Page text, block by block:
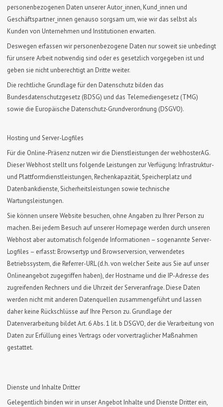
personenbezogenen Daten unserer Autor_innen, Kund_innen und
Geschäftspartner_innen genauso sorgsam um, wie wir das selbst als
Kunden von Unternehmen und Institutionen erwarten.
Deswegen erfassen wir personenbezogene Daten nur soweit sie unbedingt
für unsere Arbeit notwendig sind oder es gesetzlich vorgegeben ist und
geben sie nicht unberechtigt an Dritte weiter.
Die rechtliche Grundlage für den Datenschutz bilden das
Bundesdatenschutzgesetz (BDSG) und das Telemediengesetz (TMG)
sowie die Europäische Datenschutz-Grundverordnung (DSGVO).
Hosting und Server-Logfiles
Für die Online-Präsenz nutzen wir die Dienstleistungen der webhosterAG.
Dieser Webhost stellt uns folgende Leistungen zur Verfügung: Infrastruktur-
und Plattformdienstleistungen, Rechenkapazität, Speicherplatz und
Datenbankdienste, Sicherheitsleistungen sowie technische
Wartungsleistungen.
Sie können unsere Website besuchen, ohne Angaben zu Ihrer Person zu
machen. Bei jedem Besuch auf unserer Homepage werden durch unseren
Webhost aber automatisch folgende Informationen – sogenannte Server-
Logfiles – erfasst: Browsertyp und Browserversion, verwendetes
Betriebssystem, die Referrer-URL (d.h. von welcher Seite aus Sie auf unser
Onlineangebot zugegriffen haben), der Hostname und die IP-Adresse des
zugreifenden Rechners und die Uhrzeit der Serveranfrage. Diese Daten
werden nicht mit anderen Datenquellen zusammengeführt und lassen
daher keine Rückschlüsse auf Ihre Person zu. Grundlage der
Datenverarbeitung bildet Art. 6 Abs. 1 lit. b DSGVO, der die Verarbeitung von
Daten zur Erfüllung eines Vertrags oder vorvertraglicher Maßnahmen
gestattet.
Dienste und Inhalte Dritter
Gelegentlich binden wir in unser Angebot Inhalte und Dienste Dritter ein,